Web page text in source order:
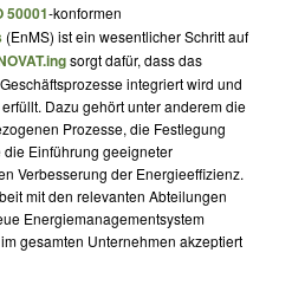
50001-konformen
(EnMS) ist ein wesentlicher Schritt auf
sorgt dafür, dass das
integriert wird und
Dazu gehört unter anderem die
Prozesse, die Festlegung
Einführung geeigneter
Verbesserung der Energieeffizienz.
mit den relevanten Abteilungen
Energiemanagementsystem
gesamten Unternehmen akzeptiert